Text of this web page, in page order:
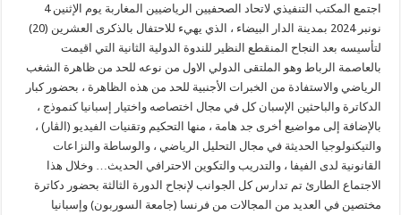
اجتمع المكتب التنفيذي لاتحاد الصحفيين الرياضيين المغاربة يوم الإثنين 4
نونبر 2024 بمدينة الدار البيضاء ، الذي يهيء للاحتفال بالذكرى العشرين (20)
لتأسيسه بعد النجاح المنقطع النظير للندوة الدولية الثانية التي اقيمت
بالعاصمة الرباط وهو الملتقى الدولي الاول من نوعه للحد من ظاهرة الشغب
الرياضي والاستفادة من الخبرات الأجنبية للحد من هذه الظاهرة ، بحضور كبار
الدكاترة والباحثين الإسبان كل في مجال اختصاصه واختيار إسبانيا كنموذج ،
بالإضافة إلى مواضيع أخرى جد هامة ، منها التحكيم وتقنيات الفيديو (الڤار) ،
والتيكنولوجيا الحديثة في مجال التحليل الرياضي ، والوساطة والنزاعات
القانونية لدى الفيفا ، والتدريب والتكوين الاحترافي الحديث… وخلال هذا
الاجتماع الطارئ تم تدارس كل الجوانب لإنجاح الدورة الثالثة بحضور دكاترة
مختصين في العديد من المجالات من فرنسا (جامعة السوربون) وإسبانيا